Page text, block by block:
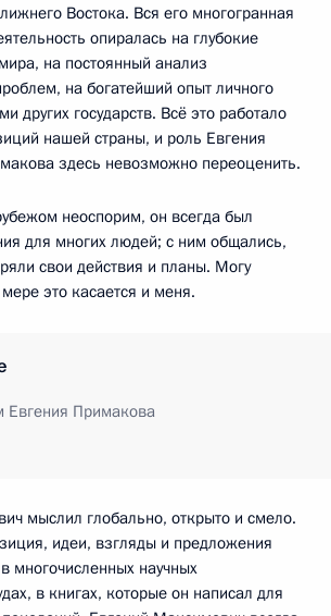
Востока. Вся его многогранная
опиралась на глубокие
на постоянный анализ
на богатейший опыт личного
других государств. Всё это работало
нашей страны, и роль Евгения
здесь невозможно переоценить.
неоспорим, он всегда был
для многих людей; с ним общались,
свои действия и планы. Могу
это касается и меня.
Евгения Примакова
мыслил глобально, открыто и смело.
идеи, взгляды и предложения
многочисленных научных
в книгах, которые он написал для